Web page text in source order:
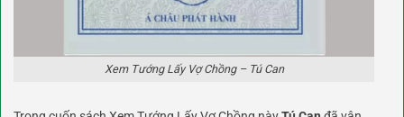
Xem Tướng Lấy Vợ Chồng – Tú Can